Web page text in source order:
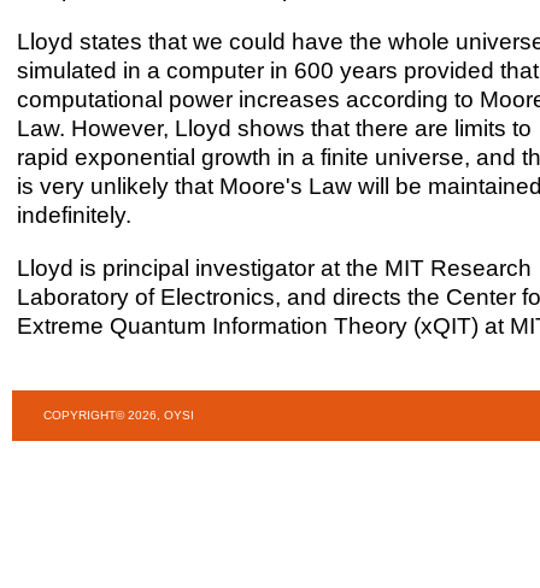
Lloyd states that we could have the whole
simulated in a computer in 600 years provided that
computational power increases according to
Law. However, Lloyd shows that there are limits to
rapid exponential growth in a finite universe, and
is very unlikely that Moore's Law will be
indefinitely.
Lloyd is principal investigator at the MIT Research
Laboratory of Electronics, and directs the Center
Extreme Quantum Information Theory (xQIT) at
COPYRIGHT© 2026, OYSI